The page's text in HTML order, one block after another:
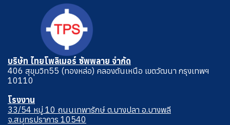
บริษัท ไทยโพลิเมอร์ ซัพพลาย จำกัด
406 สุขุมวิท55 (ทองหล่อ) คลองตันเหนือ เขตวัฒนา กรุงเทพฯ
10110
โรงงาน
33/54 หมู่ 10 ถนนเทพารักษ์ ต.บางปลา อ.บางพลี
จ.สมุทรปราการ 10540